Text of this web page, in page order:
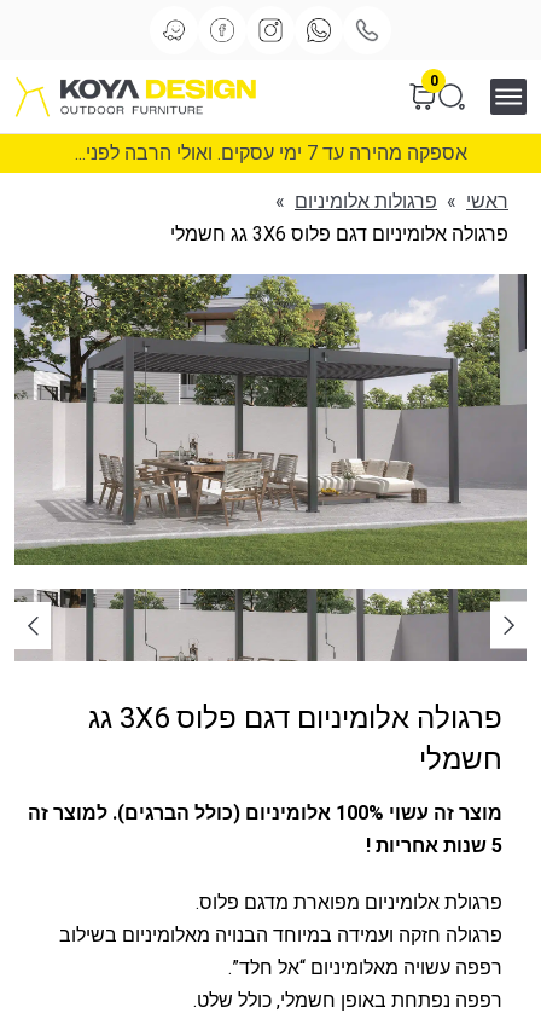
0
אספקה מהירה עד 7 ימי עסקים. ואולי הרבה לפני...
ראשי » פרגולות אלומיניום »
פרגולה אלומיניום דגם פלוס 3X6 גג חשמלי
פרגולה אלומיניום דגם פלוס 3X6 גג
חשמלי
מוצר זה עשוי 100% אלומיניום (כולל הברגים). למוצר זה
5 שנות אחריות !
פרגולת אלומיניום מפוארת מדגם פלוס.
פרגולה חזקה ועמידה במיוחד הבנויה מאלומיניום בשילוב
רפפה עשויה מאלומיניום “אל חלד”.
רפפה נפתחת באופן חשמלי, כולל שלט.